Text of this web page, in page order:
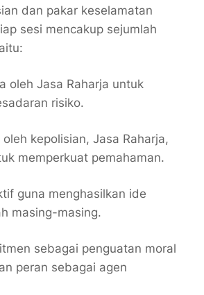
dan pakar keselamatan
sesi mencakup sejumlah
oleh Jasa Raharja untuk
risiko.
kepolisian, Jasa Raharja,
memperkuat pemahaman.
guna menghasilkan ide
masing-masing.
sebagai penguatan moral
peran sebagai agen